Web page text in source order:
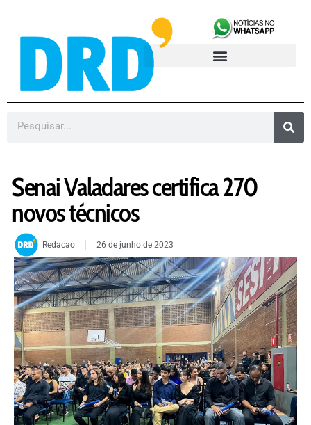
Senai Valadares certifica 270
novos técnicos
Redacao 26 de junho de 2023